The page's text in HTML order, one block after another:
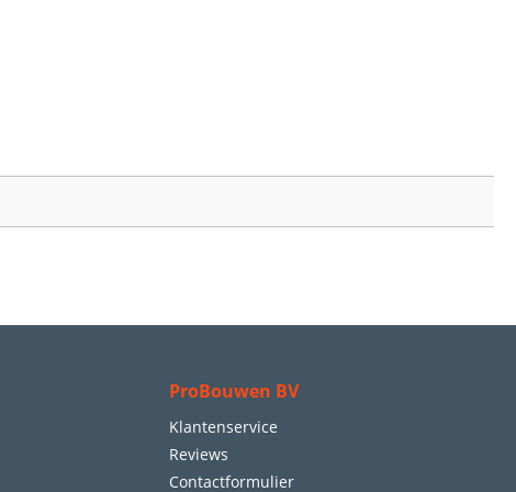
ProBouwen BV
Klantenservice
Reviews
Contactformulier